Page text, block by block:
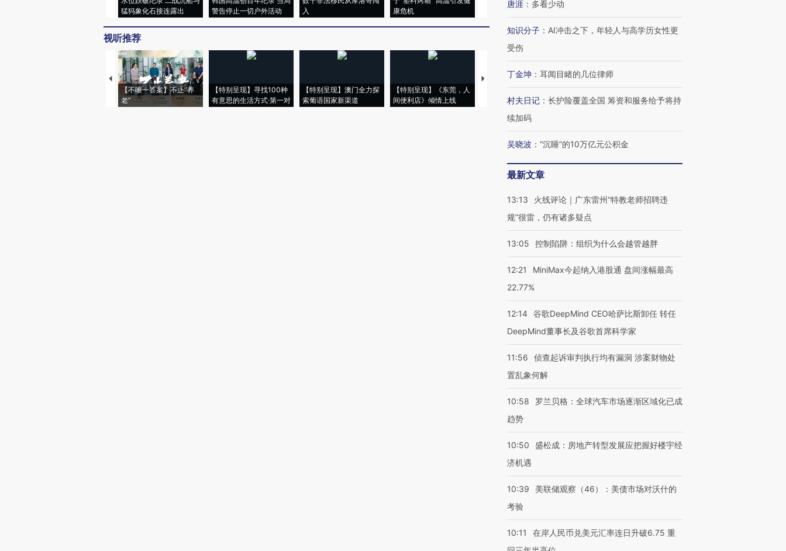
猛犸象化石接连露出
警告停止一切户外活动
入
康危机
视听推荐
【不唯一答案】不止“养
老”
【特别呈现】寻找100种
有意思的生活方式·第一对
【特别呈现】澳门全力探
索葡语国家新渠道
【特别呈现】《东莞，人
间便利店》倾情上线
【推广】走进第四届链博
会，让数智科技“链”接产
【特别呈现】寻找100种
有意思的生活方式·第三对
CFO：不靠规模取胜，华
住三大增长引擎是什么？
唐涯 ： 多看少动
知识分子 ： AI冲击之下，年轻人与高学历女性更
受伤
丁金坤 ： 耳闻目睹的几位律师
村夫日记 ： 长护险覆盖全国 筹资和服务给予将持
续加码
吴晓波 ： “沉睡”的10万亿元公积金
最新文章
13:13
火线评论｜广东雷州“特教老师招聘违
规”很雷，仍有诸多疑点
13:05 控制陷阱：组织为什么会越管越胖
12:21
MiniMax今起纳入港股通 盘间涨幅最高
22.77%
12:14 谷歌DeepMind CEO哈萨比斯卸任 转任
DeepMind董事长及谷歌首席科学家
11:56
侦查起诉审判执行均有漏洞 涉案财物处
置乱象何解
10:58
罗兰贝格：全球汽车市场逐渐区域化已成
趋势
10:50
盛松成：房地产转型发展应把握好楼宇经
济机遇
10:39
美联储观察（46）：美债市场对沃什的
考验
10:11
在岸人民币兑美元汇率连日升破6.75 重